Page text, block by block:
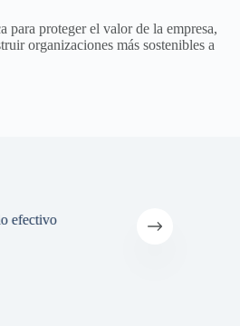
para proteger el valor de la empresa,
organizaciones más sostenibles a
efectivo